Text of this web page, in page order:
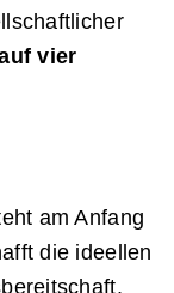
vier
am Anfang
die ideellen